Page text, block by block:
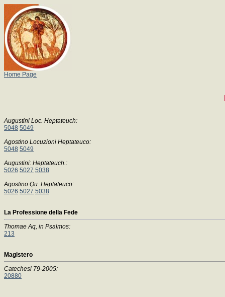
Home Page
Augustini Loc. Heptateuch:
5048 5049
Agostino Locuzioni Heptateuco:
5048 5049
Augustini: Heptateuch.:
5026 5027 5038
Agostino Qu. Heptateuco:
5026 5027 5038
La Professione della Fede
Thomae Aq, in Psalmos:
213
Magistero
Catechesi 79-2005:
20880